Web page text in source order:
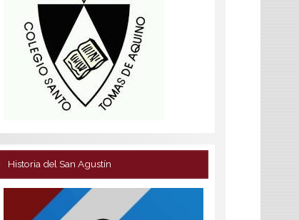
Historia del San Agustín